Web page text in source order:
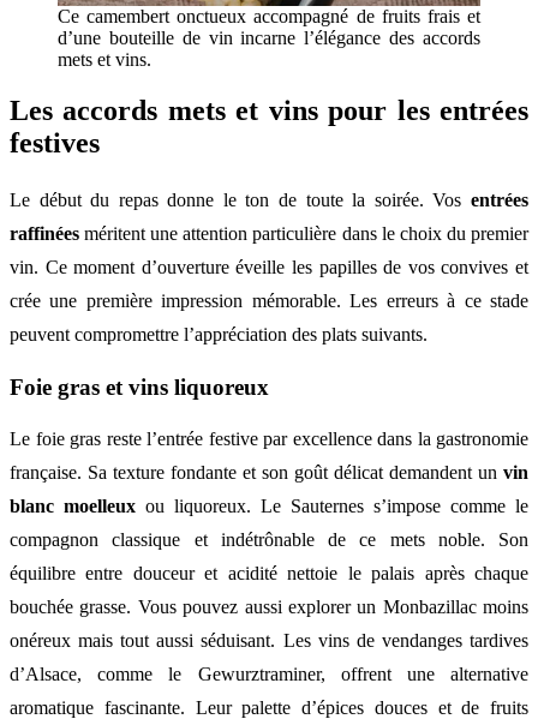
Ce camembert onctueux accompagné de fruits frais et
d’une bouteille de vin incarne l’élégance des accords
mets et vins.
Les accords mets et vins pour les entrées
festives
Le début du repas donne le ton de toute la soirée. Vos entrées
raffinées méritent une attention particulière dans le choix du premier
vin. Ce moment d’ouverture éveille les papilles de vos convives et
crée une première impression mémorable. Les erreurs à ce stade
peuvent compromettre l’appréciation des plats suivants.
Foie gras et vins liquoreux
Le foie gras reste l’entrée festive par excellence dans la gastronomie
française. Sa texture fondante et son goût délicat demandent un vin
blanc moelleux ou liquoreux. Le Sauternes s’impose comme le
compagnon classique et indétrônable de ce mets noble. Son
équilibre entre douceur et acidité nettoie le palais après chaque
bouchée grasse. Vous pouvez aussi explorer un Monbazillac moins
onéreux mais tout aussi séduisant. Les vins de vendanges tardives
d’Alsace, comme le Gewurztraminer, offrent une alternative
aromatique fascinante. Leur palette d’épices douces et de fruits